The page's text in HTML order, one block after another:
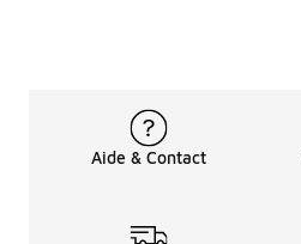
Aide & Contact